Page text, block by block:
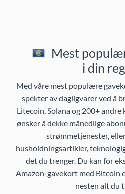
Mest
i din
Med våre mest populære
spekter av dagligvarer ved å
Litecoin, Solana og 200+
ønsker å dekke månedlige
strømmetjenester,
husholdningsartikler,
det du trenger. Du kan for
Amazon-gavekort med Bitcoin
nesten alt du